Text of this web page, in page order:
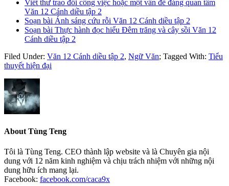
Viết thư trao đổi công việc hoặc một vấn đề đáng quan tâm
Văn 12 Cánh diều tập 2
Soạn bài Ánh sáng cứu rỗi Văn 12 Cánh diều tập 2
Soạn bài Thực hành đọc hiểu Đêm trăng và cây sồi Văn 12
Cánh diều tập 2
Filed Under: Văn 12 Cánh diều tập 2, Ngữ Văn; Tagged With: Tiểu
thuyết hiện đại
AboutTùng Teng
Tôi là Tùng Teng. CEO thành lập website và là Chuyên gia nội
dung với 12 năm kinh nghiệm và chịu trách nhiệm với những nội
dung hữu ích mang lại.
Facebook: facebook.com/caca9x